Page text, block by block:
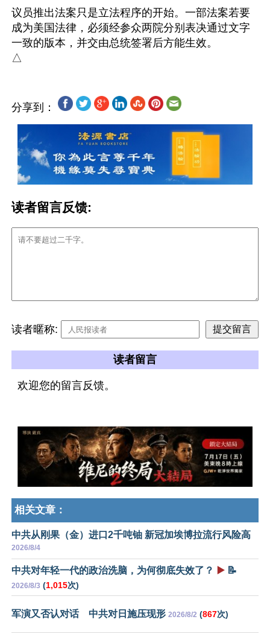
议员推出法案只是立法程序的开始。一部法案若要
成为美国法律，必须经参众两院分别表决通过文字
一致的版本，并交由总统签署后方能生效。
分享到：
读者留言反馈:
读者暱称:
读者留言
欢迎您的留言反馈。
相关文章：
中共从刚果（金）进口2千吨铀 新冠加埃博拉流行风险高
2026/8/4
中共对年轻一代的政治洗脑，为何彻底失效了？ ▶️ 📝
2026/8/3 (1,015次)
军演又否认对话 中共对日施压现形 2026/8/2 (867次)